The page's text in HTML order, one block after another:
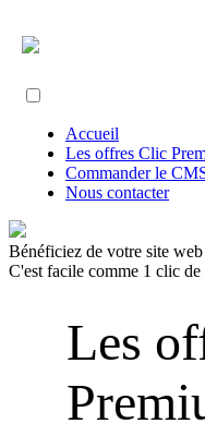
Accueil
Les offres Clic
Commander le
Nous contacter
Bénéficiez de votre site web
C'est facile comme 1 clic de
Les